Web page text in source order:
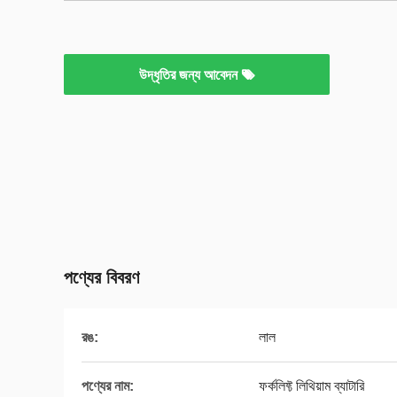
উদ্ধৃতির জন্য আবেদন
পণ্যের বিবরণ
রঙ: লাল
পণ্যের নাম: ফর্কলিফ্ট লিথিয়াম ব্যাটারি